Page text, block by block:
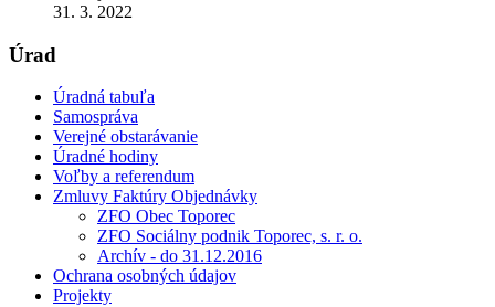
31. 3. 2022
Úrad
Úradná tabuľa
Samospráva
Verejné obstarávanie
Úradné hodiny
Voľby a referendum
Zmluvy Faktúry Objednávky
ZFO Obec Toporec
ZFO Sociálny podnik Toporec, s. r. o.
Archív - do 31.12.2016
Ochrana osobných údajov
Projekty